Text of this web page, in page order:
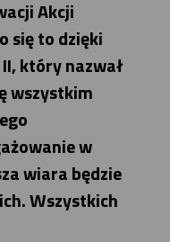
Akcji
się to dzięki
który nazwał
wszystkim
w
wiara będzie
Wszystkich